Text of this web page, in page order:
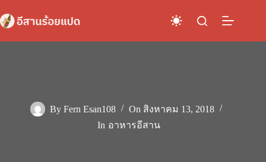
to
content
By Fern Esan108 On สิงหาคม 13, 2018
In อาหารอีสาน